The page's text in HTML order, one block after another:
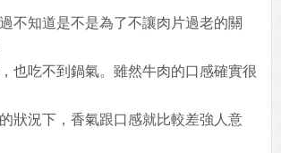
不知道是不是為了不讓肉片過老的關
也吃不到鍋氣。雖然牛肉的口感確實很
狀況下，香氣跟口感就比較差強人意